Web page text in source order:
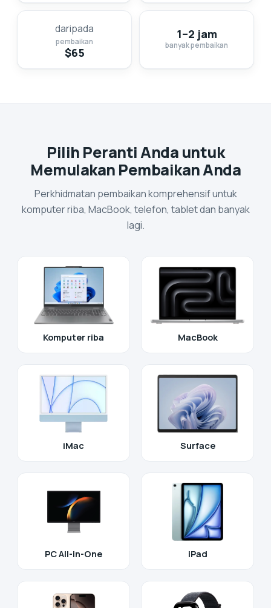
daripada
pembaikan
$65
1–2 jam
banyak pembaikan
Pilih Peranti Anda untuk
Memulakan Pembaikan Anda
Perkhidmatan pembaikan komprehensif untuk
komputer riba, MacBook, telefon, tablet dan banyak
lagi.
Komputer riba MacBook
iMac Surface
PC All-in-One iPad